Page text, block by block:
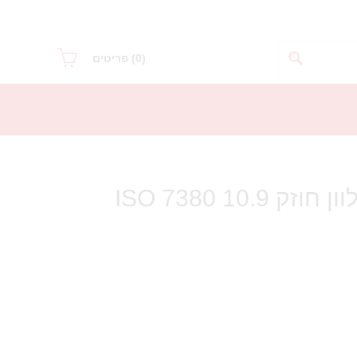
(0) פריטים
בורג אלן כיפה מגולוון חוזק 10.9 ISO 7380